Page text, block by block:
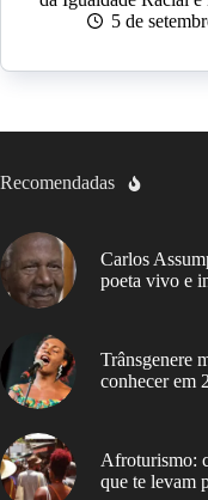
5 de
Recomendadas
Carlos
poeta vivo e
Trânsgenere
conhecer em
Afroturismo:
que te levam